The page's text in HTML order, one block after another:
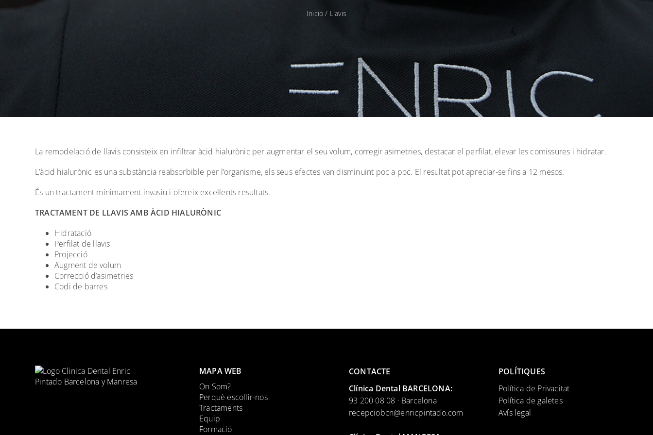
Inicio / Llavis
La remodelació de llavis consisteix en infiltrar àcid hialurònic per augmentar el seu volum, corregir asimetries, destacar el perfilat, elevar les comissures i hidratar.
L’àcid hialurònic es una substància reabsorbible per l’organisme, els seus efectes van disminuint poc a poc. El resultat pot apreciar-se fins a 12 mesos.
És un tractament mínimament invasiu i ofereix excel·lents resultats.
TRACTAMENT DE LLAVIS AMB ÀCID HIALURÒNIC
Hidratació
Perfilat de llavis
Projecció
Augment de volum
Correcció d’asimetries
Codi de barres
MAPA WEB
On Som?
Perquè escollir-nos
Tractaments
Equip
Formació
CONTACTE
Clínica Dental BARCELONA:
93 200 08 08 · Barcelona
recepciobcn@enricpintado.com
POLÍTIQUES
Política de Privacitat
Política de galetes
Avís legal